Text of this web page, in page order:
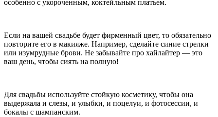
особенно с укороченным, коктейльным платьем.
Если на вашей свадьбе будет фирменный цвет, то обязательно
повторите его в макияже. Например, сделайте синие стрелки
или изумрудные брови. Не забывайте про хайлайтер — это
ваш день, чтобы сиять на полную!
Для свадьбы используйте стойкую косметику, чтобы она
выдержала и слезы, и улыбки, и поцелуи, и фотосессии, и
бокалы с шампанским.